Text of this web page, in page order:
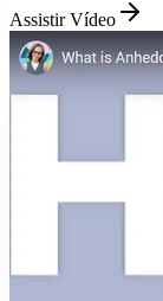
Assistir Vídeo